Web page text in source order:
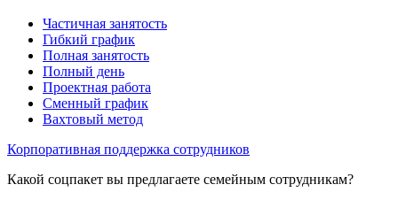
Частичная занятость
Гибкий график
Полная занятость
Полный день
Проектная работа
Сменный график
Вахтовый метод
Корпоративная поддержка сотрудников
Какой соцпакет вы предлагаете семейным сотрудникам?